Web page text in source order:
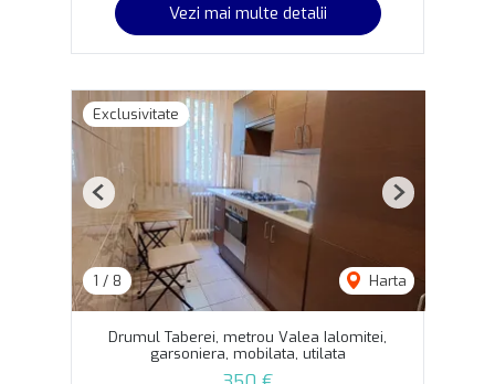
Vezi mai multe detalii
Exclusivitate
1 / 8 Harta
Previous Next
Drumul Taberei, metrou Valea Ialomitei,
garsoniera, mobilata, utilata